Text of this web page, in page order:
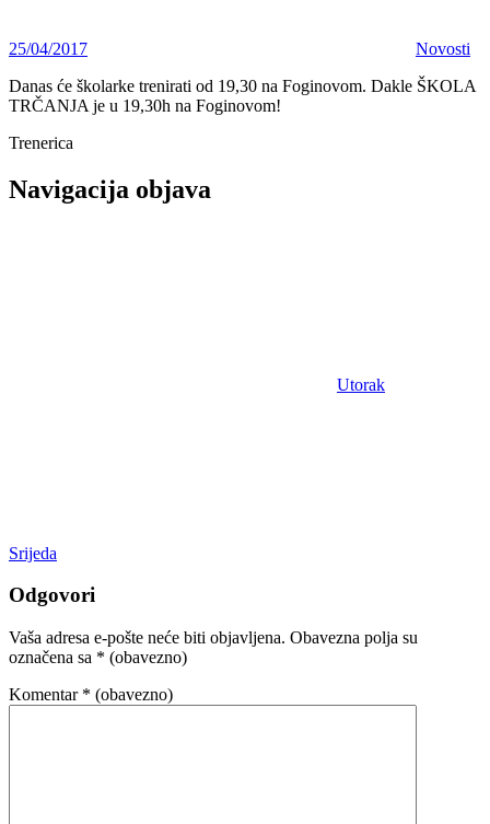
25/04/2017
Novosti
Danas će školarke trenirati od 19,30 na Foginovom. Dakle ŠKOLA
TRČANJA je u 19,30h na Foginovom!
Trenerica
Navigacija objava
Utorak
Srijeda
Odgovori
Vaša adresa e-pošte neće biti objavljena. Obavezna polja su
označena sa * (obavezno)
Komentar * (obavezno)